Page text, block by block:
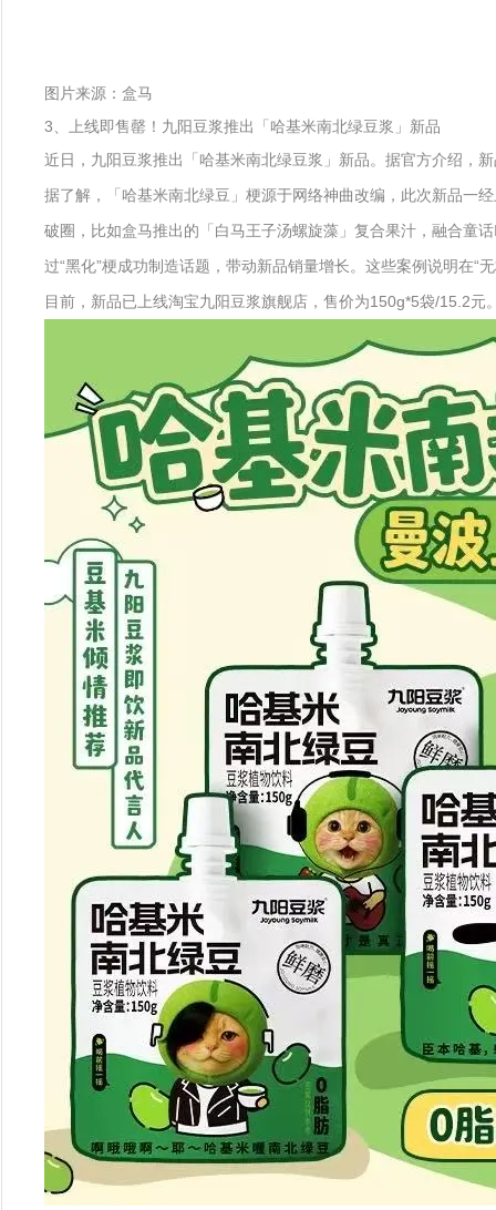
图片来源：盒马
3、上线即售罄！九阳豆浆推出「哈基米南北绿豆浆」新品
近日，九阳豆浆推出「哈基米南北绿豆浆」新品。据官方介绍，
据了解，「哈基米南北绿豆」梗源于网络神曲改编，此次新品一
破圈，比如盒马推出的「白马王子汤螺旋藻」复合果汁，融合童
过“黑化”梗成功制造话题，带动新品销量增长。这些案例说明在
目前，新品已上线淘宝九阳豆浆旗舰店，售价为150g*5袋/15.2元